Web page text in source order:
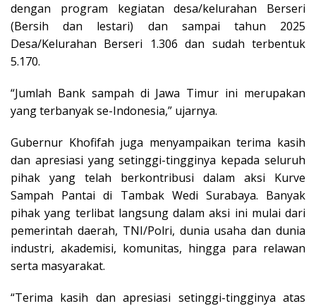
dengan program kegiatan desa/kelurahan Berseri
(Bersih dan lestari) dan sampai tahun 2025
Desa/Kelurahan Berseri 1.306 dan sudah terbentuk
5.170.
“Jumlah Bank sampah di Jawa Timur ini merupakan
yang terbanyak se-Indonesia,” ujarnya.
Gubernur Khofifah juga menyampaikan terima kasih
dan apresiasi yang setinggi-tingginya kepada seluruh
pihak yang telah berkontribusi dalam aksi Kurve
Sampah Pantai di Tambak Wedi Surabaya. Banyak
pihak yang terlibat langsung dalam aksi ini mulai dari
pemerintah daerah, TNI/Polri, dunia usaha dan dunia
industri, akademisi, komunitas, hingga para relawan
serta masyarakat.
“Terima kasih dan apresiasi setinggi-tingginya atas